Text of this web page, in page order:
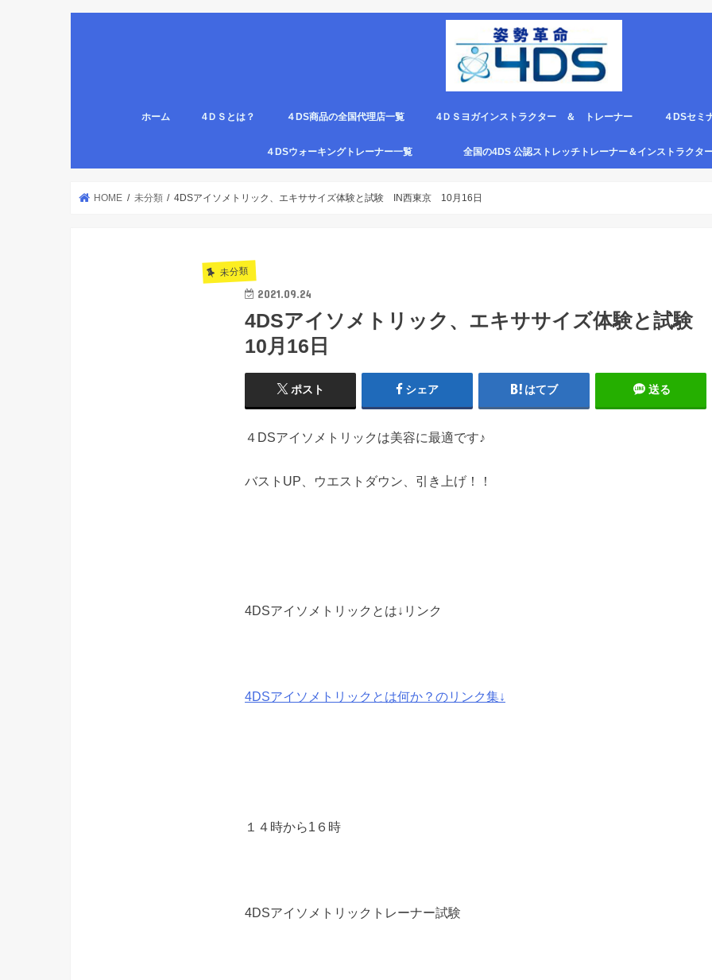
ホーム 4ＤＳとは？
医療従事者,学生のための語呂合わせ。
４DS商品の全国代理店一覧
４DSの公認クリエピロー代理店 クリエピロー説明＆使い方動画
クリエピロー Q＆A
クリエピロー販売店になる方法は？
4DS腸腹ペタベルト＆手首足首ベルト
４DS螺旋ソックス代理店一覧
4ＤＳヨガインストラクター ＆ トレーナー ４DSセミ
4ds商品
４DSのテ
４ＤＳの各
4DS セミ
セミナー受
４DSウォーキングトレーナー一覧 全国の4DS 公認ストレッチトレーナー＆インストラクタ
HOME 未分類 4DSアイソメトリック、エキササイズ体験と試験 IN西東京 10月16日
未分類
2021.09.24
4DSアイソメトリック、エキササイズ体験と試
10月16日
ポスト シェア はてブ 送る
４DSアイソメトリックは美容に最適です♪
バストUP、ウエストダウン、引き上げ！！
4DSアイソメトリックとは↓リンク
4DSアイソメトリックとは何か？のリンク集↓
１４時から1６時
4DSアイソメトリックトレーナー試験